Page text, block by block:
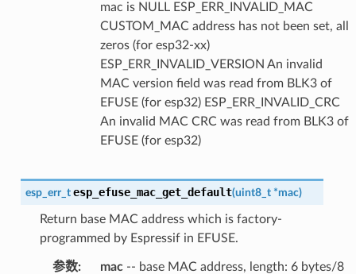
mac is NULL ESP_ERR_INVALID_MAC
CUSTOM_MAC address has not been set, all
zeros (for esp32-xx)
ESP_ERR_INVALID_VERSION An invalid
MAC version field was read from BLK3 of
EFUSE (for esp32) ESP_ERR_INVALID_CRC
An invalid MAC CRC was read from BLK3 of
EFUSE (for esp32)
esp_err_t esp_efuse_mac_get_default(uint8_t *mac)
Return base MAC address which is factory-
programmed by Espressif in EFUSE.
参数 mac-- base MAC address, length: 6 bytes/8